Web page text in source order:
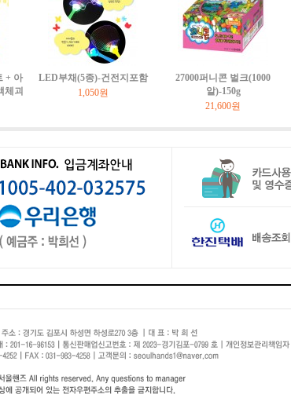
+ 아
체괴
LED부채(5종)-건전지포함
1,050원
27000퍼니콘 벌크(1000
알)-150g
21,600원